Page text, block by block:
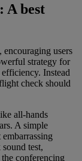
A best
encouraging users
strategy for
Instead
check should
all-hands
A simple
test,
conferencing